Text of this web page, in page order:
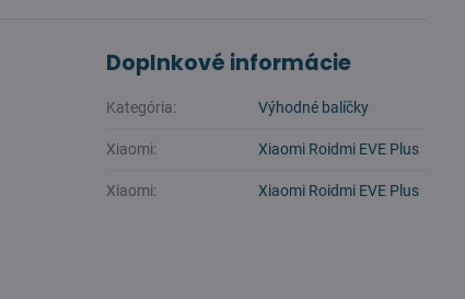
Doplnkové informácie
Kategória: Výhodné balíčky
Xiaomi: Xiaomi Roidmi EVE Plus
Xiaomi: Xiaomi Roidmi EVE Plus